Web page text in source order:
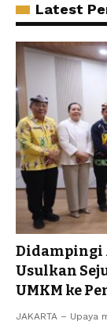
Latest
Didampingi
Usulkan
UMKM ke
JAKARTA –